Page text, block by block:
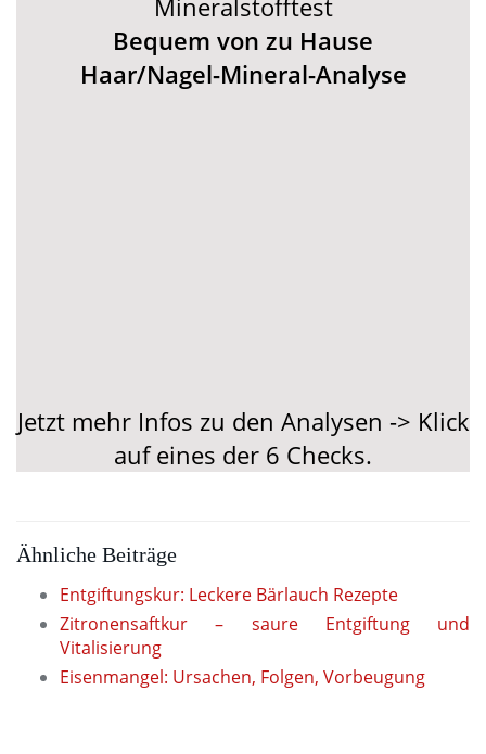
Bequem von zu Hause
Haar/Nagel-Mineral-Analyse
Jetzt mehr Infos zu den Analysen -> Klick
auf eines der 6 Checks.
Ähnliche Beiträge
Entgiftungskur: Leckere Bärlauch Rezepte
Zitronensaftkur – saure Entgiftung und
Vitalisierung
Eisenmangel: Ursachen, Folgen, Vorbeugung